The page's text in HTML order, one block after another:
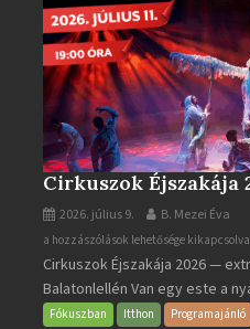
Cirkuszok Éjszakája
2026. július 9. B. Mezei Éva
Cirkuszok
Éjszakája
2026
bejegyzéshez
a hozzászólások lehetősége kikapcsolva
Cirkuszok Éjszakája 2026 —
Balatonlellén Van egy este a
Fókuszban Itthon Programajánló